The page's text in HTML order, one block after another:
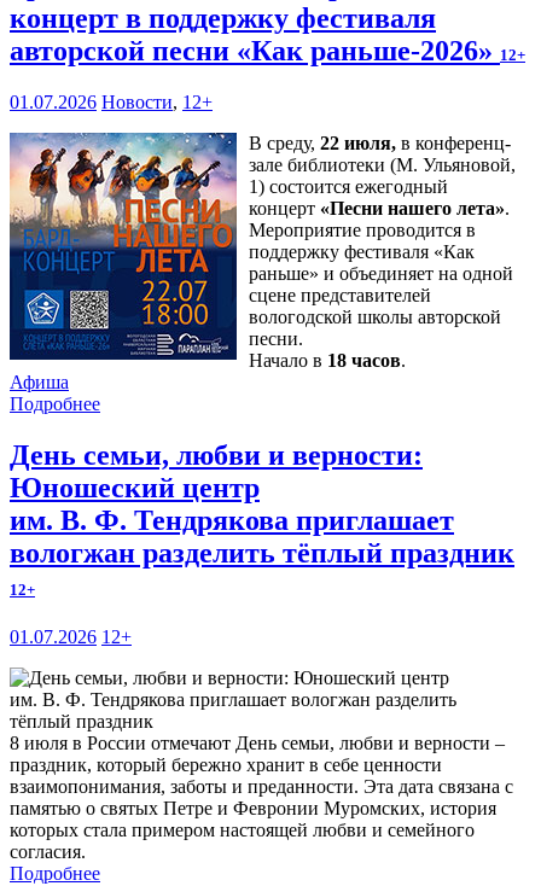
концерт в поддержку фестиваля
авторской песни «Как раньше-2026» 12+
01.07.2026 Новости, 12+
В среду, 22 июля, в конференц-
зале библиотеки (М. Ульяновой,
1) состоится ежегодный
концерт «Песни нашего лета».
Мероприятие проводится в
поддержку фестиваля «Как
раньше» и объединяет на одной
сцене представителей
вологодской школы авторской
песни.
Начало в 18 часов.
Афиша
Подробнее
День семьи, любви и верности:
Юношеский центр
им. В. Ф. Тендрякова приглашает
вологжан разделить тёплый праздник
12+
01.07.2026 12+
8 июля в России отмечают День семьи, любви и верности –
праздник, который бережно хранит в себе ценности
взаимопонимания, заботы и преданности. Эта дата связана с
памятью о святых Петре и Февронии Муромских, история
которых стала примером настоящей любви и семейного
согласия.
Подробнее